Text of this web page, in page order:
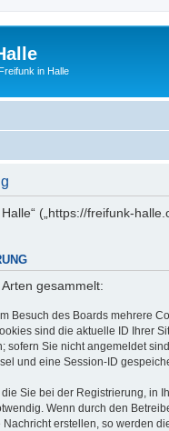
in Halle
(„https://freifunk-
gesammelt:
Besuch des Boards mehrere
sind die aktuelle ID Ihrer
sofern Sie nicht angemeldet
und eine Session-ID
Sie bei der Registrierung, in
Wenn durch den
erstellen, so werden